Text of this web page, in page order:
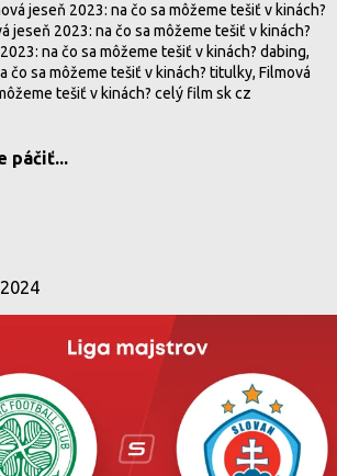
jeseň 2023: na čo sa môžeme tešiť v kinách?
jeseň 2023: na čo sa môžeme tešiť v kinách?
na čo sa môžeme tešiť v kinách? dabing,
čo sa môžeme tešiť v kinách? titulky, Filmová
tešiť v kinách? celý film sk cz
páčiť...